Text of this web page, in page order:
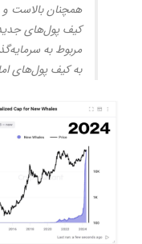
کیف پول‌های
مربوط به
به کیف پول‌های